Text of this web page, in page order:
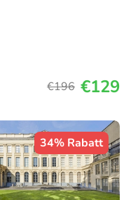
€196 €129
34% Rabatt